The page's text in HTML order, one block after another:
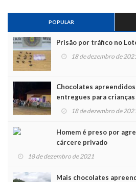
POPULAR
Prisão por tráfico no
18 de dezembro de
Chocolates
entregues para crianças
Noel
18 de dezembro de
Homem é preso por
cárcere privado
18 de dezembro de 2021
Mais chocolates